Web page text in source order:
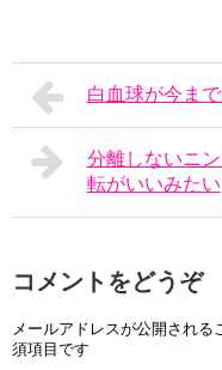
白血球が今ま
分離しないニ
転がいいみたい
コメントをどうぞ
メールアドレスが公開される
須項目です